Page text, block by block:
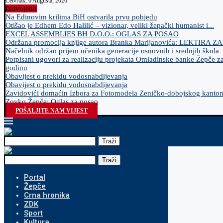
Izdvojeno
Na Edinovim krilima BiH ostvarila prvu pobjedu
Otišao je Edhem Edo Halilić – vizionar, veliki žepački humanist i...
EXCEL ASSEMBLIES BH D.O.O.: OGLAS ZA POSAO
Održana promocija knjige autora Branka Marijanovića: LEKTIRA
Načelnik održao prijem učenika generacije osnovnih i srednjih škola
Potpisani ugovori za realizaciju projekata Omladinske banke Žepče
godinu
Obavijest o prekidu vodosnabdijevanja
Obavijest o prekidu vodosnabdijevanja
Zavidovići domaćin Izbora za Fotomodela Zeničko-dobojskog
Zovko Žepče: Oglas za posao
POŠALJITE NAM VIJEST
Traži
Traži
Portal
Žepče
Crna hronika
ZDK
Sport